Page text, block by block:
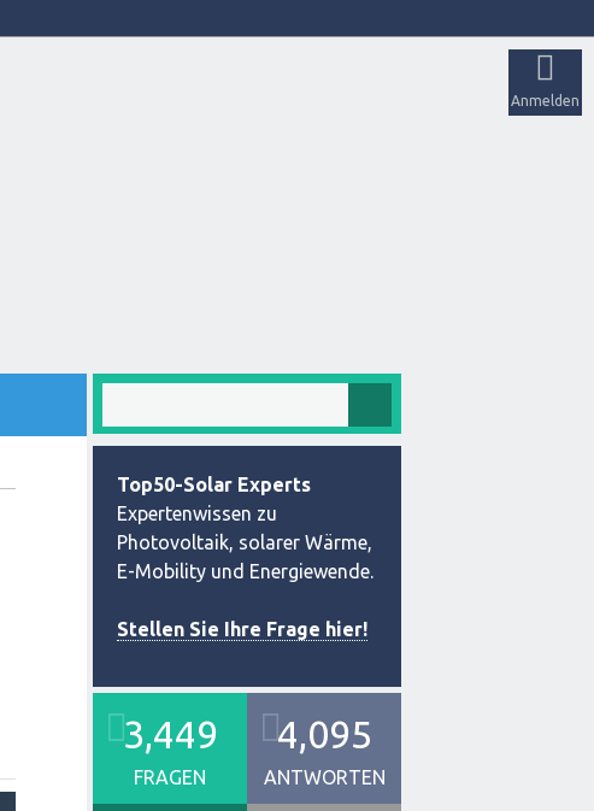
Anmelden
Top50-Solar Experts
Expertenwissen zu
Photovoltaik, solarer Wärme,
E-Mobility und Energiewende.
Stellen Sie Ihre Frage hier!
3,449
FRAGEN
4,095
ANTWORTEN